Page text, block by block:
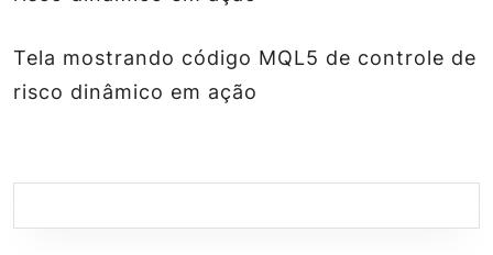
Tela mostrando código MQL5 de controle de
risco dinâmico em ação